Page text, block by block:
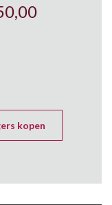
kopen